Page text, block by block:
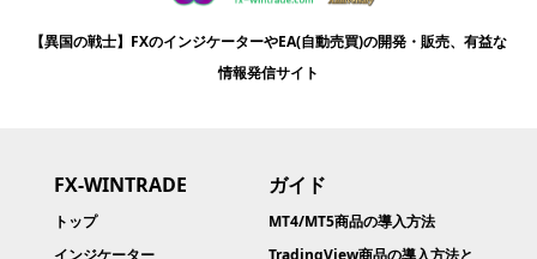
【異国の戦士】FXのインジケーターやEA(自動売買)の開発・販売、有益な
情報発信サイト
FX-WINTRADE
トップ
インジケーター
ガイド
MT4/MT5商品の導入方法
TradingView商品の導入方法と